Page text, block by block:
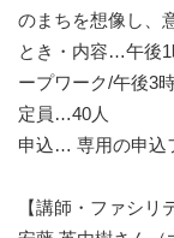
のまちを想像し、
とき・内容…午後
ープワーク/午後3
定員…40人
申込… 専用の申込
【講師・ファシ